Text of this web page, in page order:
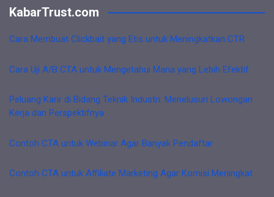
KabarTrust.com
Cara Membuat Clickbait yang Etis untuk Meningkatkan CTR
Cara Uji A/B CTA untuk Mengetahui Mana yang Lebih Efektif
Peluang Karir di Bidang Teknik Industri: Menelusuri Lowongan
Kerja dan Perspektifnya
Contoh CTA untuk Webinar Agar Banyak Pendaftar
Contoh CTA untuk Affiliate Marketing Agar Komisi Meningkat